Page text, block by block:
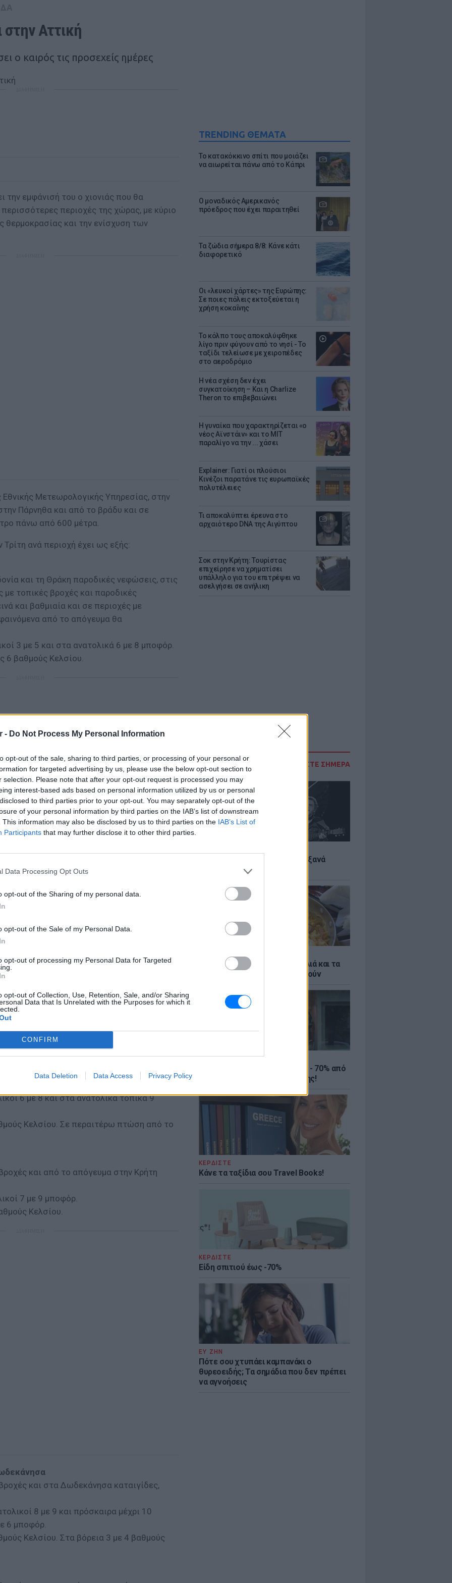
- Do Not Process My Personal Information
opt-out of the sale, sharing to third parties, or processing of your personal or
for targeted advertising by us, please use the below opt-out section to
selection. Please note that after your opt-out request is processed you may
interest-based ads based on personal information utilized by us or personal
to third parties prior to your opt-out. You may separately opt-out of the
of your personal information by third parties on the IAB’s list of downstream
This information may also be disclosed by us to third parties on the IAB’s List of
Participants that may further disclose it to other third parties.
Data Processing Opt Outs
opt-out of the Sharing of my personal data.
opt-out of the Sale of my Personal Data.
opt-out of processing my Personal Data for Targeted
opt-out of Collection, Use, Retention, Sale, and/or Sharing
Data that Is Unrelated with the Purposes for which it
CONFIRM
Data Deletion Data Access Privacy Policy
TRENDING ΘΕΜΑΤΑ
Το κατακόκκινο σπίτι που μοιάζει
να αιωρείται πάνω από το Κάπρι
Ο μοναδικός Αμερικανός
πρόεδρος που έχει παραιτηθεί
Τα ζώδια σήμερα 8/8: Κάνε κάτι
διαφορετικό
Οι «λευκοί χάρτες» της Ευρώπης:
Σε ποιες πόλεις εκτοξεύεται η
χρήση κοκαΐνης
Το κόλπο τους αποκαλύφθηκε
λίγο πριν φύγουν από το νησί - Το
ταξίδι τελείωσε με χειροπέδες
στο αεροδρόμιο
Η νέα σχέση δεν έχει
συγκατοίκηση – Και η Charlize
Theron το επιβεβαιώνει
Η γυναίκα που χαρακτηρίζεται «ο
νέος Αϊνστάιν» και το MIT
παραλίγο να την ... χάσει
Explainer: Γιατί οι πλούσιοι
Κινέζοι παρατάνε τις ευρωπαϊκές
πολυτέλειες
Τι αποκαλύπτει έρευνα στο
αρχαιότερο DNA της Αιγύπτου
Σοκ στην Κρήτη: Τουρίστας
επιχείρησε να χρηματίσει
υπάλληλο για του επιτρέψει να
ασελγήσει σε ανήλικη
ΔΙΑΒΑΣΤΕ ΣΗΜΕΡΑ
5 one-hit wonders που έγιναν ξανά
διάσημοι από… ατύχημα
Ελληνικό γιαούρτι: Μία κουταλιά και τα
scrambled eggs θα απογειωθούν
ΚΕΡΔΙΣΤΕ
Καλοκαιρινές εκπτώσεις έως - 70% από
τα μεγαλύτερα eshops ένδυσης!
ΚΕΡΔΙΣΤΕ
Κάνε τα ταξίδια σου Travel Books!
ΚΕΡΔΙΣΤΕ
Είδη σπιτιού έως -70%
ΕΥ ΖΗΝ
Πότε σου χτυπάει καμπανάκι ο
θυρεοειδής; Τα σημάδια που δεν πρέπει
να αγνοήσεις
στην Αττική
ο καιρός τις προσεχείς ημέρες
την εμφάνισή του ο χιονιάς που θα
περιοχές της χώρας, με κύριο
θερμοκρασίας και την ενίσχυση των
Μετεωρολογικής Υπηρεσίας, στην
Πάρνηθα και από το βράδυ και σε
πάνω από 600 μέτρα.
ανά περιοχή έχει ως εξής:
και τη Θράκη παροδικές νεφώσεις, στις
τοπικές βροχές και παροδικές
και βαθμιαία και σε περιοχές με
από το απόγευμα θα
3 με 5 και στα ανατολικά 6 με 8 μποφόρ.
6 βαθμούς Κελσίου.
Στερεά, δυτική Πελοπόννησος
αυξημένες στην Πελοπόννησο, με τοπικές
και από το απόγευμα και σε περιοχές
Καταιγίδες πιθανόν ισχυρές στη νότια
5 με 7 μποφόρ.
Κελσίου. Σε περαιτέρω πτώση από το
Εύβοια, ανατολική Πελοπόννησος
και παροδικές χιονοπτώσεις, αρχικά
περιοχές με υψόμετρο 400–600 μέτρα.
εκδηλωθούν το απόγευμα στη νότια
το βράδυ στη Θεσσαλία θα σταματήσουν.
6 με 8 και στα ανατολικά τοπικά 9
Κελσίου. Σε περαιτέρω πτώση από το
και από το απόγευμα στην Κρήτη
7 με 9 μποφόρ.
Κελσίου.
και στα Δωδεκάνησα καταιγίδες,
8 με 9 και πρόσκαιρα μέχρι 10
6 μποφόρ.
Κελσίου. Στα βόρεια 3 με 4 βαθμούς